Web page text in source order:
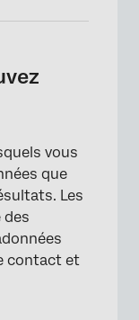
×
vous
que
Les
des
contact et